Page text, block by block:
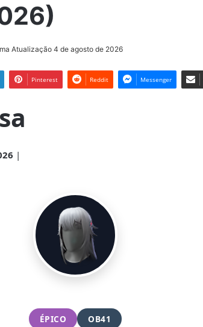
Atualização 4 de agosto de 2026
Pinterest Reddit Messenger
|
ÉPICO OB41